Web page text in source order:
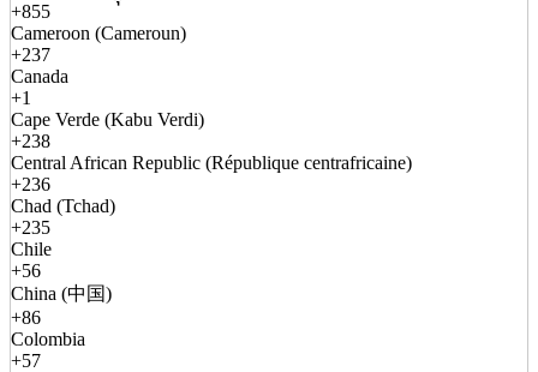
+855
Cameroon (Cameroun)
+237
Canada
+1
Cape Verde (Kabu Verdi)
+238
Central African Republic (République centrafricaine)
+236
Chad (Tchad)
+235
Chile
+56
China (中国)
+86
Colombia
+57